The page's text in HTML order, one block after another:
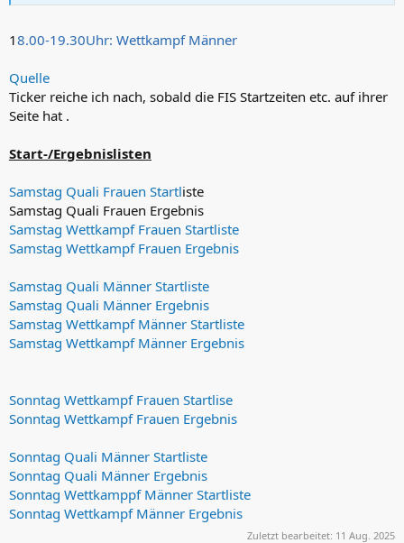
18.00-19.30Uhr: Wettkampf Männer
Quelle
Ticker reiche ich nach, sobald die FIS Startzeiten etc. auf ihrer
Seite hat .
Start-/Ergebnislisten
Samstag Quali Frauen Startliste
Samstag Quali Frauen Ergebnis
Samstag Wettkampf Frauen Startliste
Samstag Wettkampf Frauen Ergebnis
Samstag Quali Männer Startliste
Samstag Quali Männer Ergebnis
Samstag Wettkampf Männer Startliste
Samstag Wettkampf Männer Ergebnis
Sonntag Wettkampf Frauen Startlise
Sonntag Wettkampf Frauen Ergebnis
Sonntag Quali Männer Startliste
Sonntag Quali Männer Ergebnis
Sonntag Wettkamppf Männer Startliste
Sonntag Wettkampf Männer Ergebnis
Zuletzt bearbeitet: 11 Aug. 2025